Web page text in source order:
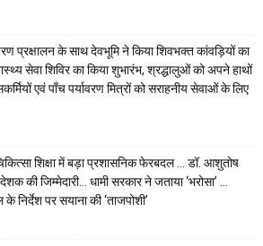
प्रक्षालन के साथ देवभूमि ने किया शिवभक्त कांवड़ियों का
सेवा शिविर का किया शुभारंभ, श्रद्धालुओं को अपने हाथों
एवं पाँच पर्यावरण मित्रों को सराहनीय सेवाओं के लिए
शिक्षा में बड़ा प्रशासनिक फेरबदल … डॉ. आशुतोष
की जिम्मेदारी… धामी सरकार ने जताया ‘भरोसा’ …
निर्देश पर सयाना की ‘ताजपोशी’